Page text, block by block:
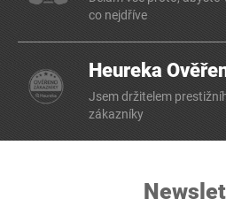
co nejdříve
Heureka
Jsem držitelem
zákazníky